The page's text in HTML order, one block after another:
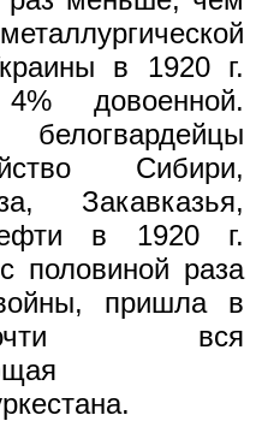
в 1920 г.
довоенной.
Сибири,
Закавказья,
в 1920 г.
половиной раза
пришла в
вся